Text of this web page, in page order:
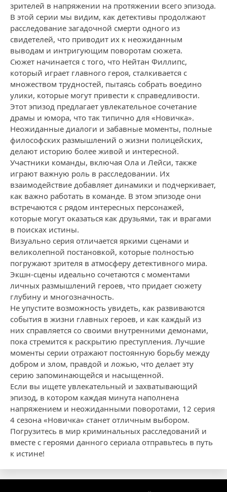
зрителей в напряжении на протяжении всего эпизода.
В этой серии мы видим, как детективы продолжают
расследование загадочной смерти одного из
свидетелей, что приводит их к неожиданным
выводам и интригующим поворотам сюжета.
Сюжет начинается с того, что Нейтан Филлипс,
который играет главного героя, сталкивается с
множеством трудностей, пытаясь собрать воедино
улики, которые могут привести к справедливости.
Этот эпизод предлагает увлекательное сочетание
драмы и юмора, что так типично для «Новичка».
Неожиданные диалоги и забавные моменты, полные
философских размышлений о жизни полицейских,
делают историю более живой и интересной.
Участники команды, включая Ола и Лейси, также
играют важную роль в расследовании. Их
взаимодействие добавляет динамики и подчеркивает,
как важно работать в команде. В этом эпизоде они
встречаются с рядом интересных персонажей,
которые могут оказаться как друзьями, так и врагами
в поисках истины.
Визуально серия отличается яркими сценами и
великолепной постановкой, которые полностью
погружают зрителя в атмосферу детективного мира.
Экшн-сцены идеально сочетаются с моментами
личных размышлений героев, что придает сюжету
глубину и многозначность.
Не упустите возможность увидеть, как развиваются
события в жизни главных героев, и как каждый из
них справляется со своими внутренними демонами,
пока стремится к раскрытию преступления. Лучшие
моменты серии отражают постоянную борьбу между
добром и злом, правдой и ложью, что делает эту
серию запоминающейся и насыщенной.
Если вы ищете увлекательный и захватывающий
эпизод, в котором каждая минута наполнена
напряжением и неожиданными поворотами, 12 серия
4 сезона «Новичка» станет отличным выбором.
Погрузитесь в мир криминальных расследований и
вместе с героями данного сериала отправьтесь в путь
к истине!